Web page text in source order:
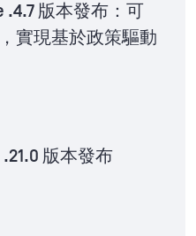
版本發布：可
實現基於政策驅動
版本發布